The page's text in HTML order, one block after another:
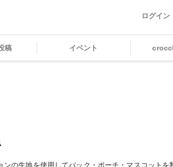
ログイン
稿 イベント
ンの生地を使用してバック・ポーチ・マスコットを